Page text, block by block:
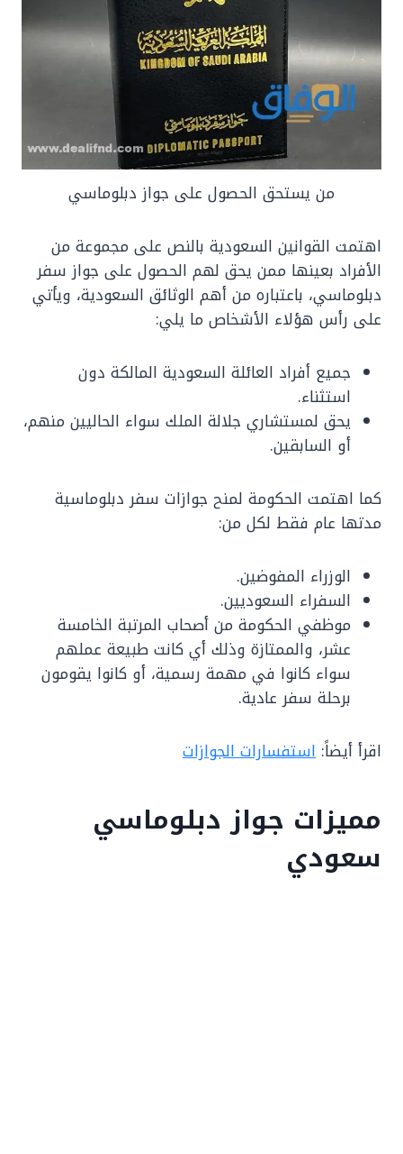
من يستحق الحصول على جواز دبلوماسي
اهتمت القوانين السعودية بالنص على مجموعة من
الأفراد بعينها ممن يحق لهم الحصول على جواز سفر
دبلوماسي، باعتباره من أهم الوثائق السعودية، ويأتي
على رأس هؤلاء الأشخاص ما يلي:
جميع أفراد العائلة السعودية المالكة دون
استثناء.
يحق لمستشاري جلالة الملك سواء الحاليين منهم،
أو السابقين.
كما اهتمت الحكومة لمنح جوازات سفر دبلوماسية
مدتها عام فقط لكل من:
الوزراء المفوضين.
السفراء السعوديين.
موظفي الحكومة من أصحاب المرتبة الخامسة
عشر، والممتازة وذلك أي كانت طبيعة عملهم
سواء كانوا في مهمة رسمية، أو كانوا يقومون
برحلة سفر عادية.
اقرأ أيضاً: استفسارات الجوازات
مميزات جواز دبلوماسي
سعودي